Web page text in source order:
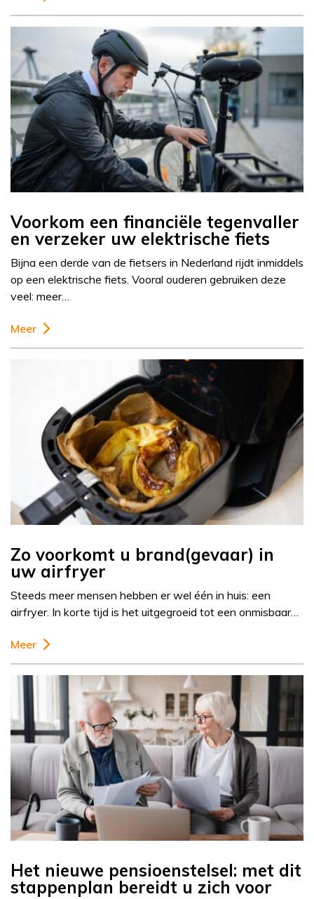
Voorkom een financiële tegenvaller
en verzeker uw elektrische fiets
Bijna een derde van de fietsers in Nederland rijdt inmiddels
op een elektrische fiets. Vooral ouderen gebruiken deze
veel: meer…
Meer
Zo voorkomt u brand(gevaar) in
uw airfryer
Steeds meer mensen hebben er wel één in huis: een
airfryer. In korte tijd is het uitgegroeid tot een onmisbaar…
Meer
Het nieuwe pensioenstelsel: met dit
stappenplan bereidt u zich voor